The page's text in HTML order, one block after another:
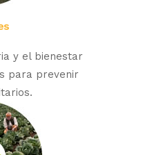
y el bienestar
para prevenir